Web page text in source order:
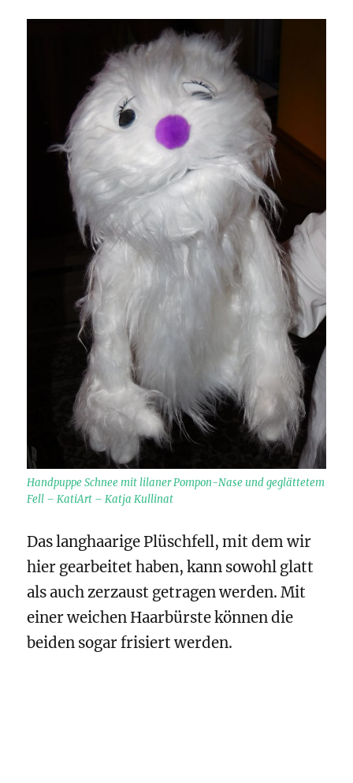
Handpuppe Schnee mit lilaner Pompon-Nase und geglättetem
Fell – KatiArt – Katja Kullinat
Das langhaarige Plüschfell, mit dem wir
hier gearbeitet haben, kann sowohl glatt
als auch zerzaust getragen werden. Mit
einer weichen Haarbürste können die
beiden sogar frisiert werden.